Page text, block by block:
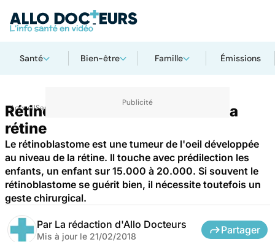
Santé Bien-être Famille Émissions
AccueilSanté
Rétinoblastome : un cancer de la
rétine
Le rétinoblastome est une tumeur de l'oeil développée
au niveau de la rétine. Il touche avec prédilection les
enfants, un enfant sur 15.000 à 20.000. Si souvent le
rétinoblastome se guérit bien, il nécessite toutefois un
geste chirurgical.
Par La rédaction d'Allo Docteurs
Mis à jour le 21/02/2018
Partager